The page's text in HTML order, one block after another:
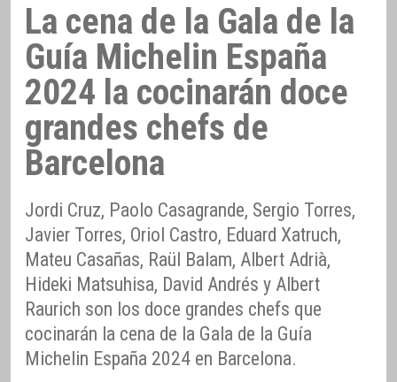
La cena de la Gala de la
Guía Michelin España
2024 la cocinarán doce
grandes chefs de
Barcelona
Jordi Cruz, Paolo Casagrande, Sergio Torres,
Javier Torres, Oriol Castro, Eduard Xatruch,
Mateu Casañas, Raül Balam, Albert Adrià,
Hideki Matsuhisa, David Andrés y Albert
Raurich son los doce grandes chefs que
cocinarán la cena de la Gala de la Guía
Michelin España 2024 en Barcelona.